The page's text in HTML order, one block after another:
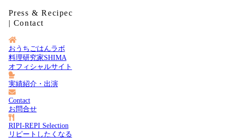
Press & Recipec
| Contact
おうちごはんラボ
料理研究家SHIMA
オフィシャルサイト
実績紹介・出演
Contact
お問合せ
RIPI-REPI Selection
リピートしたくなる